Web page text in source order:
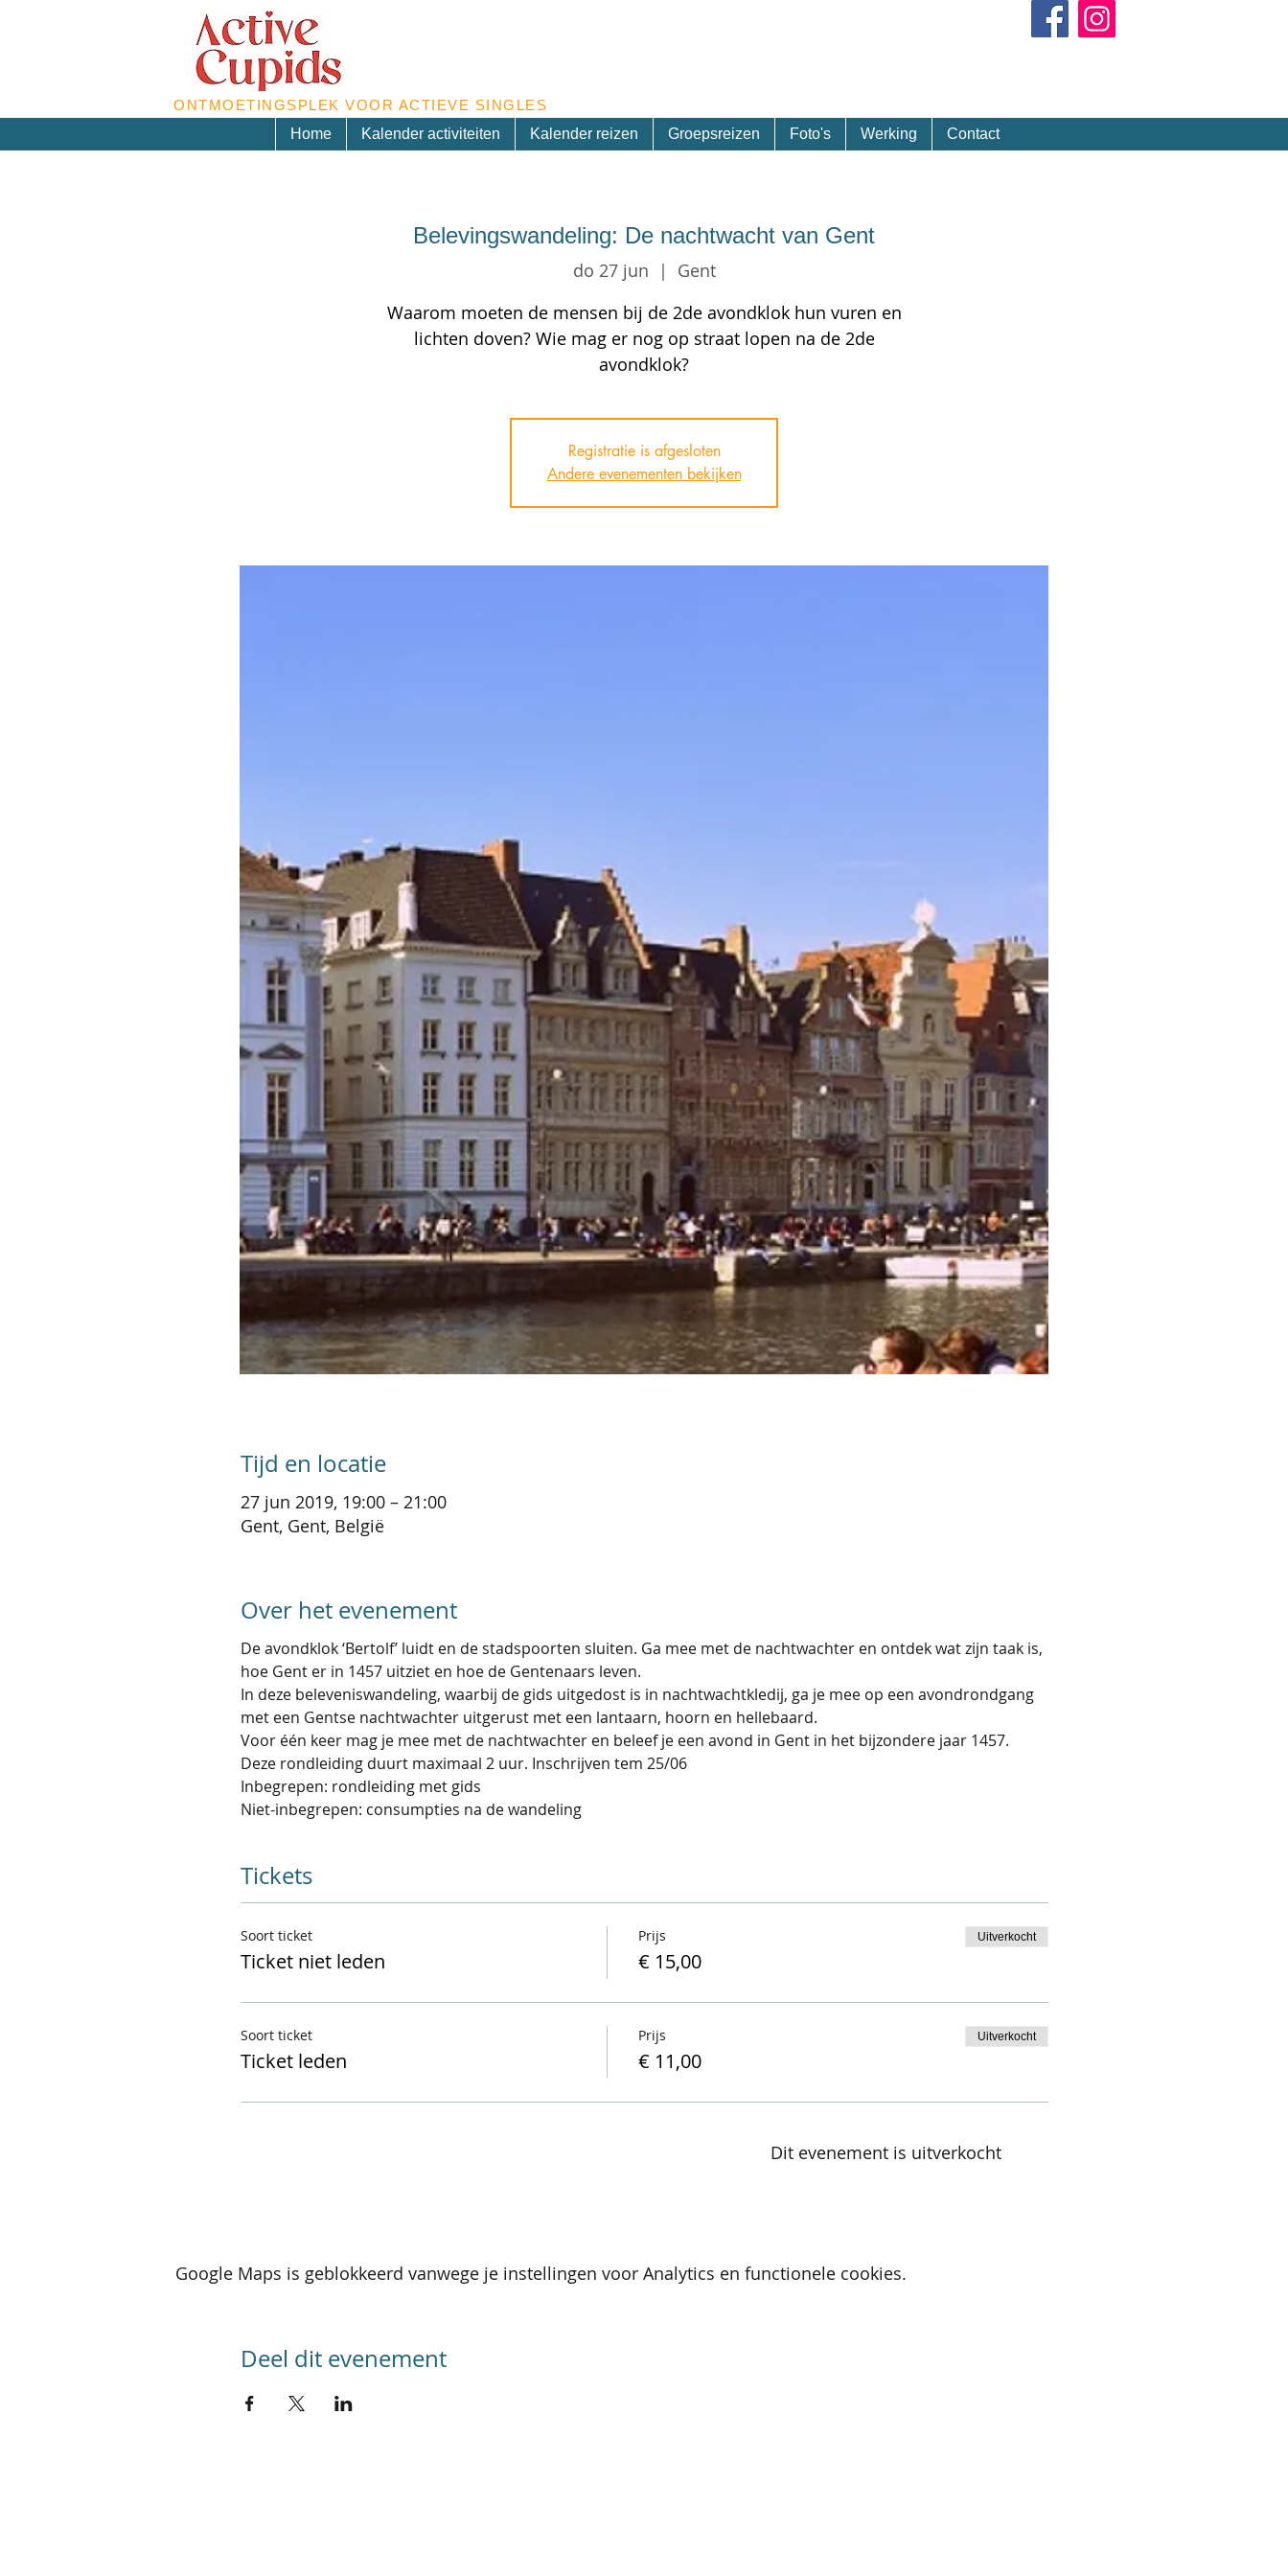
ONTMOETINGSPLEK VOOR ACTIEVE SINGLES
Home
Kalender activiteiten Kalender reizen Groepsreizen Foto's Werking Contact
Belevingswandeling: De nachtwacht van Gent
do 27 jun
  |
Gent
Waarom moeten de mensen bij de 2de avondklok hun vuren en
lichten doven? Wie mag er nog op straat lopen na de 2de
avondklok?
Registratie is afgesloten
Andere evenementen bekijken
Tijd en locatie
27 jun 2019, 19:00 – 21:00
Gent, Gent, België
Over het evenement
De avondklok ‘Bertolf’ luidt en de stadspoorten sluiten. Ga mee met de nachtwachter en ontdek wat zijn taak is,
In deze beleveniswandeling, waarbij de gids uitgedost is in nachtwachtkledij, ga je mee op een avondrondgang
Deze rondleiding duurt maximaal 2 uur. Inschrijven tem 25/06
Inbegrepen: rondleiding met gids
Niet-inbegrepen: consumpties na de wandeling
Tickets
Soort ticket
Ticket niet leden
Prijs
€ 15,00
Uitverkocht
Soort ticket
Ticket leden
Prijs
€ 11,00
Uitverkocht
Dit evenement is uitverkocht
Google Maps is geblokkeerd vanwege je instellingen voor Analytics en functionele cookies.
Deel dit evenement